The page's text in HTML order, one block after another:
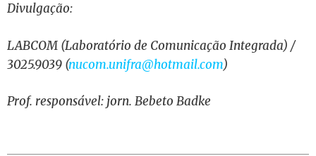
Divulgação:
LABCOM (Laboratório de Comunicação Integrada) /
3025.9039 (nucom.unifra@hotmail.com)
Prof. responsável: jorn. Bebeto Badke